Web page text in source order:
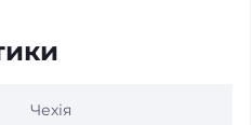
Чехія